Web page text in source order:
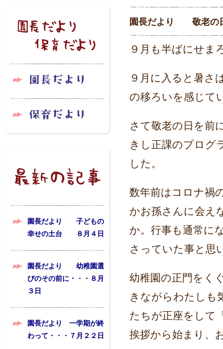
園長だより 子どもの
幸せの土台 ８月４日
園長だより 幼稚園選
びのその前に・・・８月
３日
園長だより 一学期が終
わって・・・７月２２日
園長だより 敬老の
９月も半ばにせま
９月に入ると暑さ
の移ろいを感じて
さて敬老の日を前
きし 正課のプログ
した。
数年前はコロナ禍
かお孫さんに会え
か。行事も通常に
さっていた事と思
幼稚園の正門をく
きながらわたしも
たちが正座をして
挨拶から始まり、